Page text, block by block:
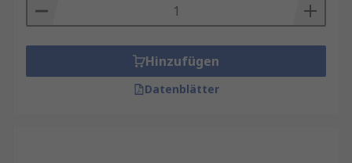
Hinzufügen
Datenblätter